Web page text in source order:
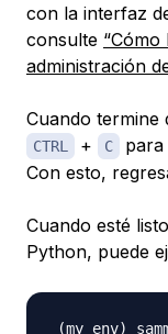
con la interfaz
consulte
administración
Cuando
CTRL + C
Con esto,
Cuando esté
Python, puede